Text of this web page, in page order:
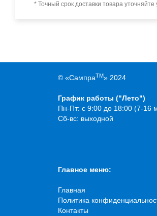
* Точный срок доставки товара
© «СампраTM» 2024
График работы ("Лето")
Пн-Пт: с 9:00 до 18:00 (7-16
Сб-вс: выходной
Главное меню:
Главная
Политика
Контакты